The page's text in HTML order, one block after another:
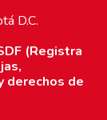
D.C.
(Registra
derechos de